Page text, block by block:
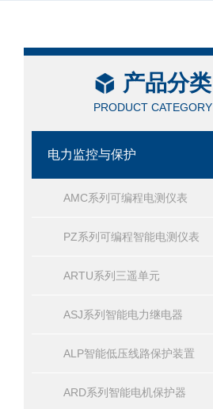
产品分类
PRODUCT CATEGORY
电力监控与保护
AMC系列可编程电测仪表
PZ系列可编程智能电测仪表
ARTU系列三遥单元
ASJ系列智能电力继电器
ALP智能低压线路保护装置
ARD系列智能电机保护器